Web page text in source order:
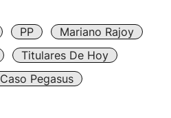
PP
Mariano Rajoy
Titulares De Hoy
Caso Pegasus